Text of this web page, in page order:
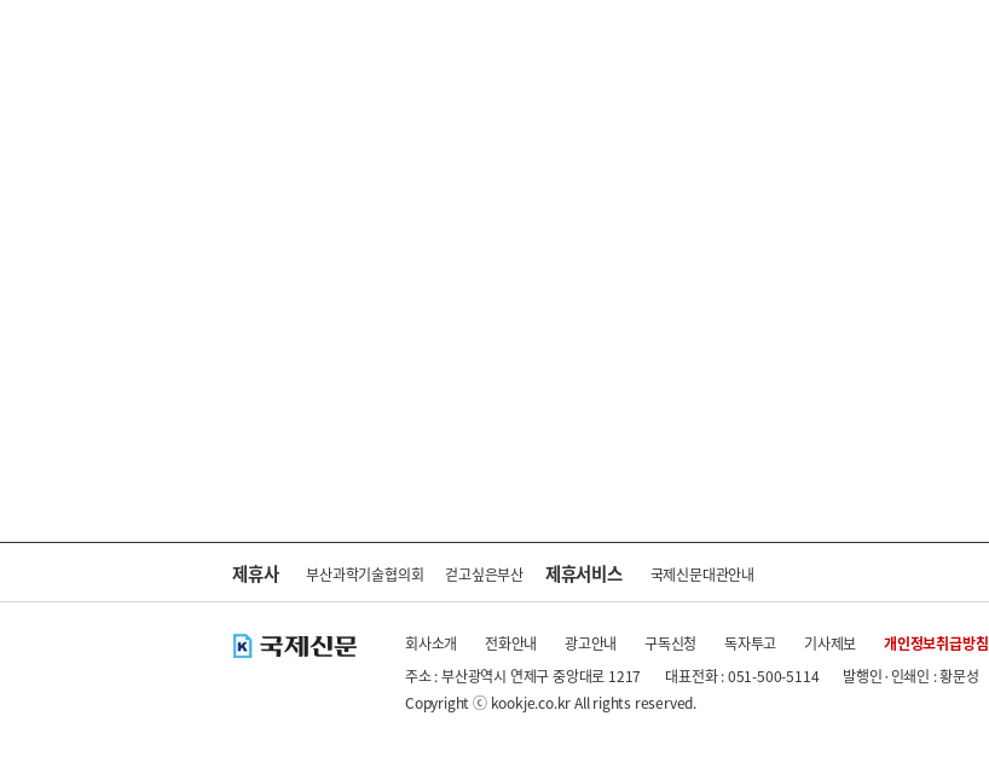
제휴사 부산과학기술협의회 걷고싶은부산 제휴서비스 국제신문대관안내
회사소개 전화안내 광고안내 구독신청 독자투고 기사제보 개인정보취급방침
주소 : 부산광역시 연제구 중앙대로 1217
대표전화 : 051-500-5114 발행인·인쇄인 : 황문성
Copyright ⓒ kookje.co.kr All rights reserved.